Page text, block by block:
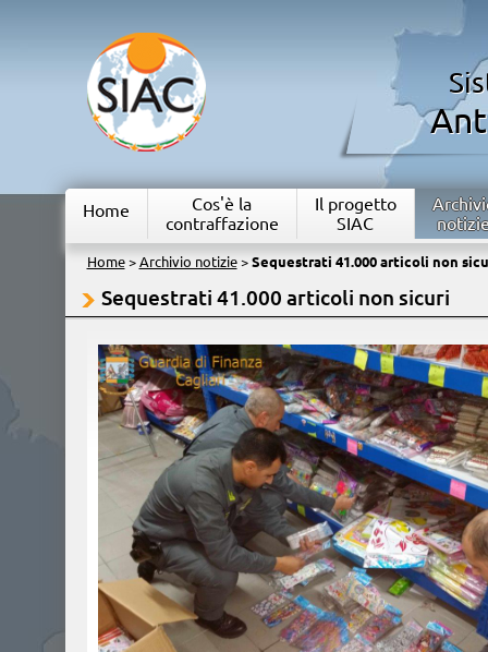
Home
Cos'è la
contraffazione
Il progetto
SIAC
Home> Archivio notizie> Sequestrati 41.000 articoli non
Sequestrati 41.000 articoli non sicuri